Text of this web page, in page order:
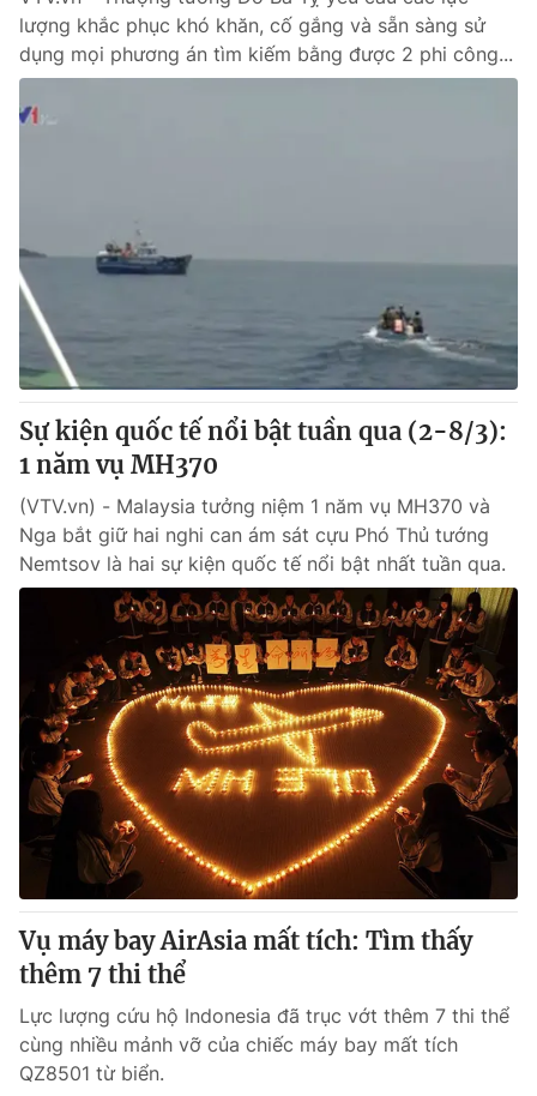
lượng khắc phục khó khăn, cố gắng và sẵn sàng sử
dụng mọi phương án tìm kiếm bằng được 2 phi công...
Sự kiện quốc tế nổi bật tuần qua (2-8/3):
1 năm vụ MH370
(VTV.vn) - Malaysia tưởng niệm 1 năm vụ MH370 và
Nga bắt giữ hai nghi can ám sát cựu Phó Thủ tướng
Nemtsov là hai sự kiện quốc tế nổi bật nhất tuần qua.
Vụ máy bay AirAsia mất tích: Tìm thấy
thêm 7 thi thể
Lực lượng cứu hộ Indonesia đã trục vớt thêm 7 thi thể
cùng nhiều mảnh vỡ của chiếc máy bay mất tích
QZ8501 từ biển.